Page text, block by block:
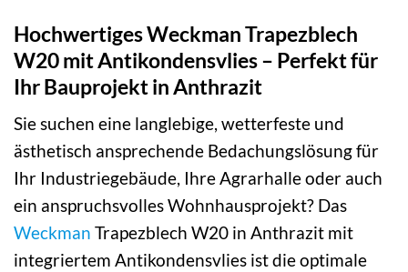
Hochwertiges Weckman Trapezblech
W20 mit Antikondensvlies – Perfekt für
Ihr Bauprojekt in Anthrazit
Sie suchen eine langlebige, wetterfeste und
ästhetisch ansprechende Bedachungslösung für
Ihr Industriegebäude, Ihre Agrarhalle oder auch
ein anspruchsvolles Wohnhausprojekt? Das
Weckman Trapezblech W20 in Anthrazit mit
integriertem Antikondensvlies ist die optimale